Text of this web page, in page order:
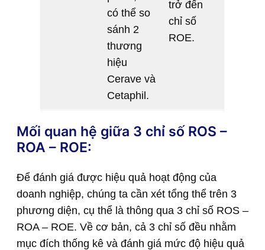
có thể so
sánh 2
thương
hiệu
Cerave và
Cetaphil.
trở đến
chỉ số
ROE.
Mối quan hệ giữa 3 chỉ số ROS –
ROA – ROE:
Để đánh giá được hiệu quả hoạt động của
doanh nghiệp, chúng ta cần xét tổng thể trên 3
phương diện, cụ thể là thông qua 3 chỉ số ROS –
ROA – ROE. Về cơ bản, cả 3 chỉ số đều nhằm
mục đích thống kê và đánh giá mức độ hiệu quả